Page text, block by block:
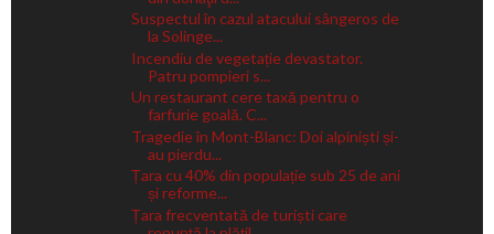
Suspectul în cazul atacului sângeros de
la Solinge...
Incendiu de vegetație devastator.
Patru pompieri s...
Un restaurant cere taxă pentru o
farfurie goală. C...
Tragedie în Mont-Blanc: Doi alpiniști și-
au pierdu...
Țara cu 40% din populație sub 25 de ani
și reforme...
Țara frecventată de turiști care